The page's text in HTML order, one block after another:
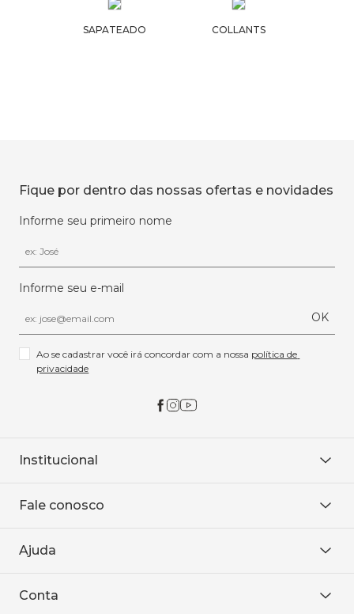
SAPATEADO COLLANTS
Fique por dentro das nossas ofertas e novidades
Informe seu primeiro nome
Informe seu e-mail
OK
Ao se cadastrar você irá concordar com a nossa política de
privacidade
Institucional
Onde encontrar
Baixe o APP
Fale conosco
WhatsApp
Ajuda
Política de entrega
Conta